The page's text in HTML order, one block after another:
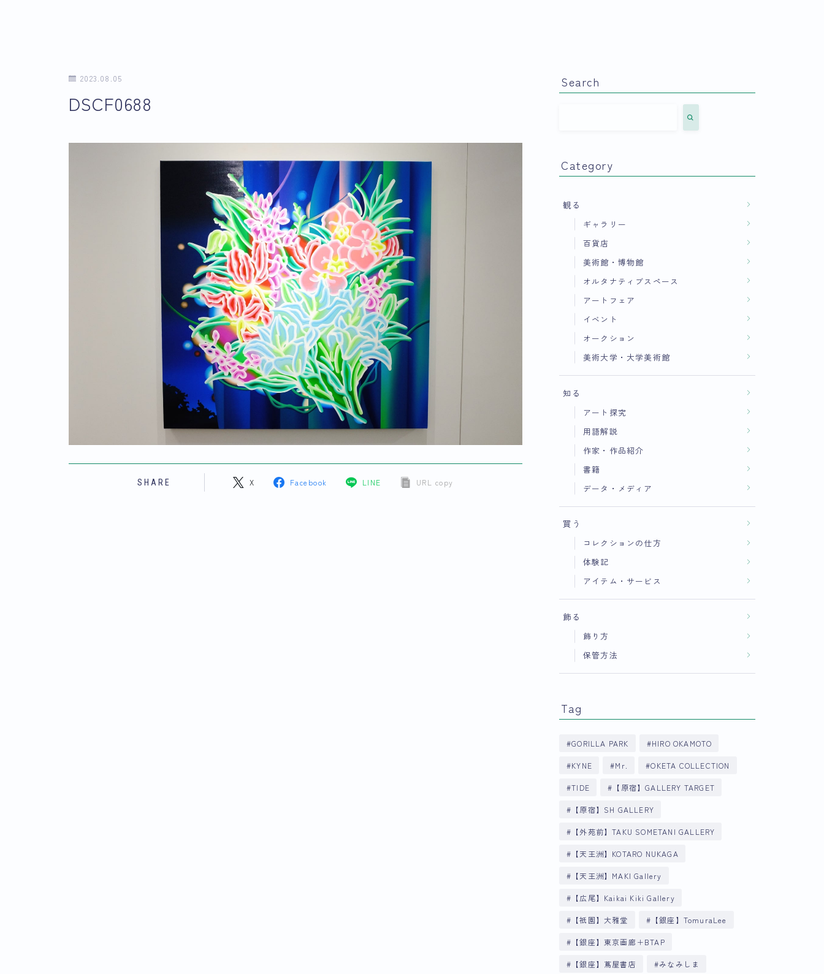
2023.08.05
DSCF0688
SHARE X Facebook LINE URL copy
Search
Category
観る
ギャラリー
百貨店
美術館・博物館
オルタナティブスペース
アートフェア
イベント
オークション
美術大学・大学美術館
知る
アート探究
用語解説
作家・作品紹介
書籍
データ・メディア
買う
コレクションの仕方
体験記
アイテム・サービス
飾る
飾り方
保管方法
Tag
GORILLA PARK HIRO OKAMOTO
KYNE Mr. OKETA COLLECTION
TIDE 【原宿】GALLERY TARGET
【原宿】SH GALLERY
【外苑前】TAKU SOMETANI GALLERY
【天王洲】KOTARO NUKAGA
【天王洲】MAKI Gallery
【広尾】Kaikai Kiki Gallery
【祇園】大雅堂 【銀座】TomuraLee
【銀座】東京画廊＋BTAP
【銀座】蔦屋書店 みなみしま